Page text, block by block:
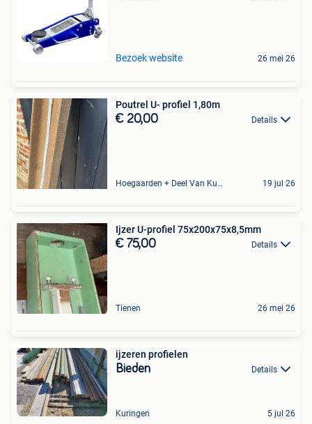
Bezoek website 26 mei 26
Poutrel U- profiel 1,80m
€ 20,00 Details
Hoegaarden + Deel Van Kumtich + Deel Van Tienen 19 jul 26
Ijzer U-profiel 75x200x75x8,5mm
€ 75,00 Details
Tienen 26 mei 26
ijzeren profielen
Bieden Details
Kuringen 5 jul 26